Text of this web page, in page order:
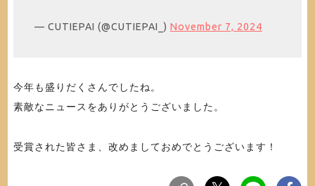
— CUTIEPAI (@CUTIEPAI_) November 7, 2024
今年も盛りだくさんでしたね。
素敵なニュースをありがとうございました。
受賞された皆さま、改めましておめでとうございます！